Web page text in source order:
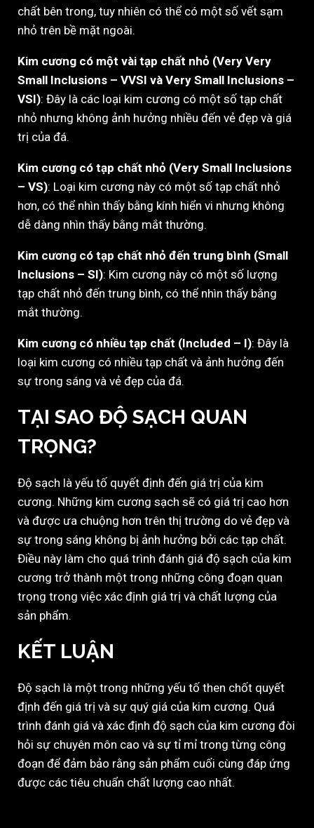
chất bên trong, tuy nhiên có thể có một số vết sạm
nhỏ trên bề mặt ngoài.
Kim cương có một vài tạp chất nhỏ (Very Very
Small Inclusions – VVSI và Very Small Inclusions –
VSI): Đây là các loại kim cương có một số tạp chất
nhỏ nhưng không ảnh hưởng nhiều đến vẻ đẹp và giá
trị của đá.
Kim cương có tạp chất nhỏ (Very Small Inclusions
– VS): Loại kim cương này có một số tạp chất nhỏ
hơn, có thể nhìn thấy bằng kính hiển vi nhưng không
dễ dàng nhìn thấy bằng mắt thường.
Kim cương có tạp chất nhỏ đến trung bình (Small
Inclusions – SI): Kim cương này có một số lượng
tạp chất nhỏ đến trung bình, có thể nhìn thấy bằng
mắt thường.
Kim cương có nhiều tạp chất (Included – I): Đây là
loại kim cương có nhiều tạp chất và ảnh hưởng đến
sự trong sáng và vẻ đẹp của đá.
TẠI SAO ĐỘ SẠCH QUAN
TRỌNG?
Độ sạch là yếu tố quyết định đến giá trị của kim
cương. Những kim cương sạch sẽ có giá trị cao hơn
và được ưa chuộng hơn trên thị trường do vẻ đẹp và
sự trong sáng không bị ảnh hưởng bởi các tạp chất.
Điều này làm cho quá trình đánh giá độ sạch của kim
cương trở thành một trong những công đoạn quan
trọng trong việc xác định giá trị và chất lượng của
sản phẩm.
KẾT LUẬN
Độ sạch là một trong những yếu tố then chốt quyết
định đến giá trị và sự quý giá của kim cương. Quá
trình đánh giá và xác định độ sạch của kim cương đòi
hỏi sự chuyên môn cao và sự tỉ mỉ trong từng công
đoạn để đảm bảo rằng sản phẩm cuối cùng đáp ứng
được các tiêu chuẩn chất lượng cao nhất.